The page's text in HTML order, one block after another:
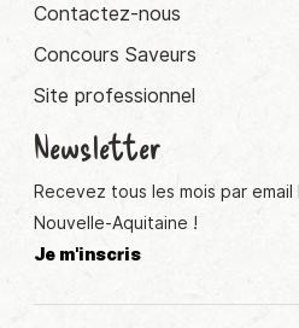
Contactez-nous
Concours Saveurs
Site professionnel
Newsletter
Recevez tous les mois par
Nouvelle-Aquitaine !
Je m'inscris